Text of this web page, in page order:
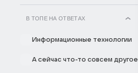
В ТОПЕ НА ОТВЕТАХ
Информационные технологии
А сейчас что-то совсем другое